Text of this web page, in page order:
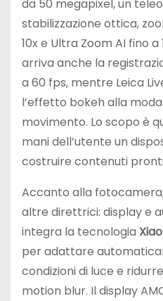
da 50 megapixel, un
stabilizzazione ottica,
10x e Ultra Zoom AI fino a
arriva anche la
a 60 fps, mentre Leica
l’effetto bokeh alla
movimento. Lo scopo è
mani dell’utente un
costruire contenuti
Accanto alla
altre direttrici: display e
integra la tecnologia
per adattare
condizioni di luce e
motion blur. Il display